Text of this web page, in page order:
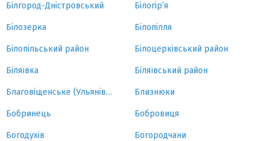
Білгород-Дністровський Білогір’я
Білозерка Білопілля
Білопільський район Білоцерківський район
Біляївка Біляївський район
Благовіщенське (Ульянівка) Близнюки
Бобринець Бобровиця
Богодухів Богородчани